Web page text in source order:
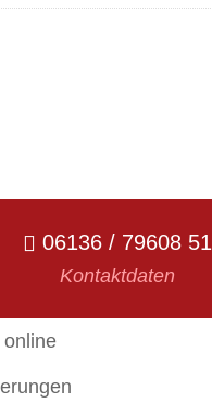
06136 / 79608 51
Kontaktdaten
online